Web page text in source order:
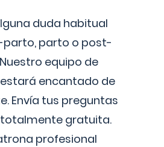
duda habitual
parto, parto o post-
equipo de
encantado de
Envía tus preguntas
gratuita.
profesional